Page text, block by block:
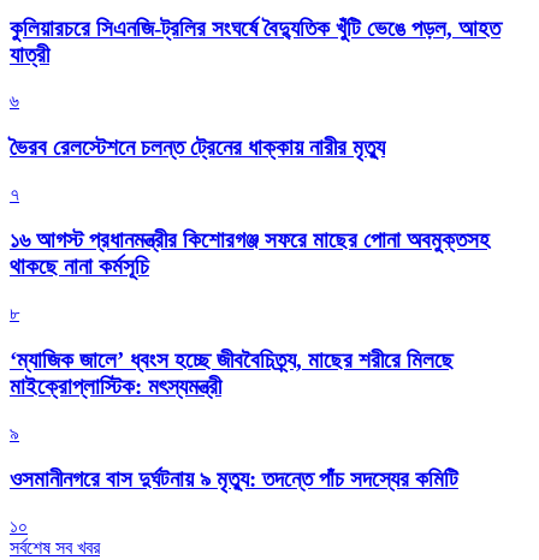
কুলিয়ারচরে সিএনজি-ট্রলির সংঘর্ষে বৈদ্যুতিক খুঁটি ভেঙে পড়ল, আহত
যাত্রী
৬
ভৈরব রেলস্টেশনে চলন্ত ট্রেনের ধাক্কায় নারীর মৃত্যু
৭
১৬ আগস্ট প্রধানমন্ত্রীর কিশোরগঞ্জ সফরে মাছের পোনা অবমুক্তসহ
থাকছে নানা কর্মসূচি
৮
‘ম্যাজিক জালে’ ধ্বংস হচ্ছে জীববৈচিত্র্য, মাছের শরীরে মিলছে
মাইক্রোপ্লাস্টিক: মৎস্যমন্ত্রী
৯
ওসমানীনগরে বাস দুর্ঘটনায় ৯ মৃত্যু: তদন্তে পাঁচ সদস্যের কমিটি
১০
সর্বশেষ সব খবর